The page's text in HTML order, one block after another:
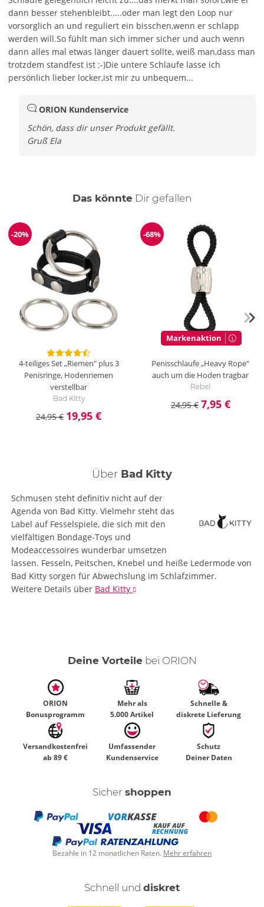
dann besser stehenbleibt.....oder man legt den Loop nur
vorsorglich an und reguliert ein bisschen,wenn er schlapp
werden will.So fühlt man sich immer sicher und auch wenn
dann alles mal etwas länger dauert sollte, weiß man,dass man
trotzdem standfest ist :-)Die untere Schlaufe lasse ich
persönlich lieber locker,ist mir zu unbequem...
ORION Kundenservice
Schön, dass dir unser Produkt gefällt.
Gruß Ela
Das könnte Dir auch
gefallen
Reduzierung
-20%
4-teiliges Set „Riemen" plus 3
Penisringe, Hodenriemen
verstellbar
Bad Kitty
24,95 € 19,95 €
Markenaktion
Reduzierung
-68%
Penisschlaufe „Heavy Rope“
auch um die Hoden tragbar
Rebel
24,95 € 7,95 €
Über Bad Kitty
Schmusen steht definitiv nicht auf der
Agenda von Bad Kitty. Vielmehr steht das
Label auf Fesselspiele, die sich mit den
vielfältigen Bondage-Toys und
Modeaccessoires wunderbar umsetzen
lassen. Fesseln, Peitschen, Knebel und heiße Ledermode von
Bad Kitty sorgen für Abwechslung im Schlafzimmer.
Weitere Details über Bad Kitty
Deine Vorteilebei ORION
ORION
Bonusprogramm
Mehr als
5.000 Artikel
Schnelle &
diskrete Lieferung
Versandkostenfrei
ab 89 €
Umfassender
Kundenservice
Schutz
Deiner Daten
Sicher shoppen
Bezahle in 12 monatlichen Raten. Mehr erfahren
Schnell und diskret